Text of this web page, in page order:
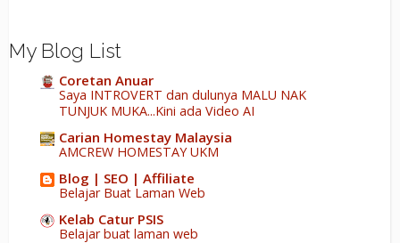
My Blog List
Coretan Anuar
Saya INTROVERT dan dulunya MALU NAK
TUNJUK MUKA...Kini ada Video AI
Carian Homestay Malaysia
AMCREW HOMESTAY UKM
Blog | SEO | Affiliate
Belajar Buat Laman Web
Kelab Catur PSIS
Belajar buat laman web